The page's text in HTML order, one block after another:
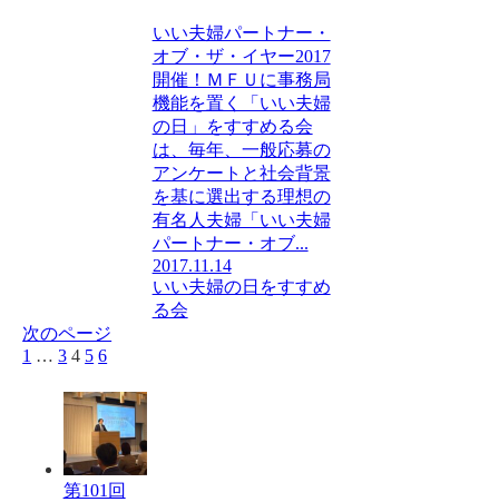
いい夫婦パートナー・
オブ・ザ・イヤー2017
開催！ＭＦＵに事務局
機能を置く「いい夫婦
の日」をすすめる会
は、毎年、一般応募の
アンケートと社会背景
を基に選出する理想の
有名人夫婦「いい夫婦
パートナー・オブ...
2017.11.14
いい夫婦の日をすすめ
る会
次のページ
前
1 … 3 4 5 6次
第101回